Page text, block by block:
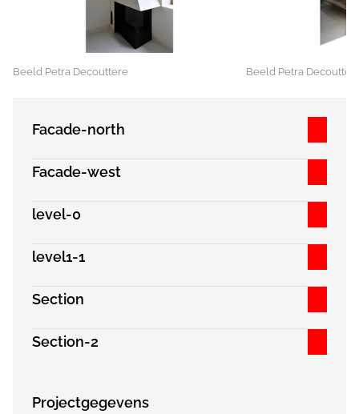
Beeld Petra Decouttere Beeld Petra
Facade-north
Facade-west
level-0
level1-1
Section
Section-2
Projectgegevens